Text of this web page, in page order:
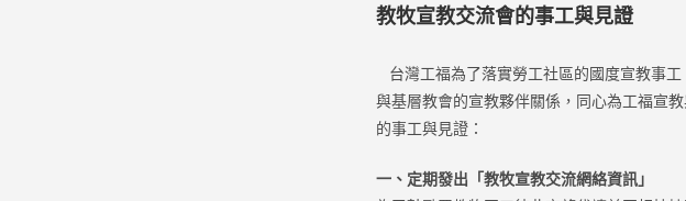
教牧宣教交流會的事工與見證
台灣工福為了落實勞工社區的國度宣教事
與基層教會的宣教夥伴關係，同心為工福宣
的事工與見證：
一、定期發出「教牧宣教交流網絡資訊」